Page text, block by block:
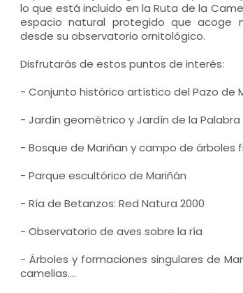
lo que está incluido en la Ruta de la
espacio natural protegido que acoge
desde su observatorio ornitológico.
Disfrutarás de estos puntos de interés:
- Conjunto histórico artístico del Pazo de
- Jardín geométrico y Jardín de la Palabra
- Bosque de Mariñan y campo de árboles
- Parque escultórico de Mariñán
- Ría de Betanzos: Red Natura 2000
- Observatorio de aves sobre la ría
- Árboles y formaciones singulares de
camelias....